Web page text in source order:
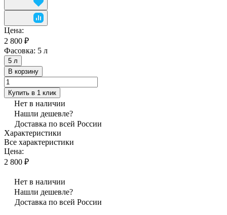
Цена:
2 800 ₽
Фасовка: 5 л
5 л
В корзину
Купить в 1 клик
Нет в наличии
Нашли дешевле?
Доставка по всей России
Характеристики
Все характеристики
Цена:
2 800 ₽
Нет в наличии
Нашли дешевле?
Доставка по всей России